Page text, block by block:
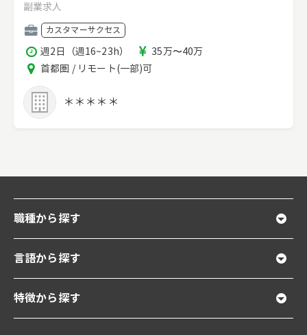
副業求人
職
種
カスタマーサクセス
稼
働
時
間
週2日（週16~23h）
報
酬
35万〜40万
エ
ア
首都圏 / リモート(一部)可
＊＊＊＊＊
職種から探す
言語から探す
特徴から探す